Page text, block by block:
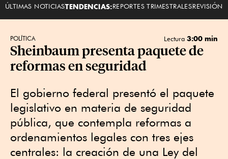
ÚLTIMAS NOTICIASTENDENCIAS:REPORTES TRIMESTRALESREVISIÓN
POLÍTICA Lectura 3:00 min
Sheinbaum presenta paquete de
reformas en seguridad
El gobierno federal presentó el paquete
legislativo en materia de seguridad
pública, que contempla reformas a
ordenamientos legales con tres ejes
centrales: la creación de una Ley del